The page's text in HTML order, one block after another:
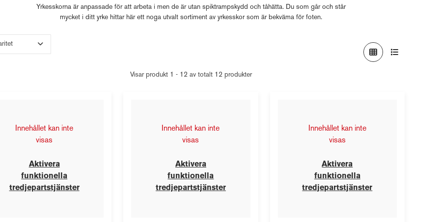
Yrkesskorna är anpassade för att arbeta i men de är utan spiktrampskydd och tåhätta. Du som går och står
mycket i ditt yrke hittar här ett noga utvalt sortiment av yrkesskor som är bekväma för foten.
Visar produkt 1 - 12 av totalt 12 produkter
Innehållet kan inte
visas
Aktivera
funktionella
tredjepartstjänster
Innehållet kan inte
visas
Aktivera
funktionella
tredjepartstjänster
Innehållet kan inte
visas
Aktivera
funktionella
tredjepartstjänster